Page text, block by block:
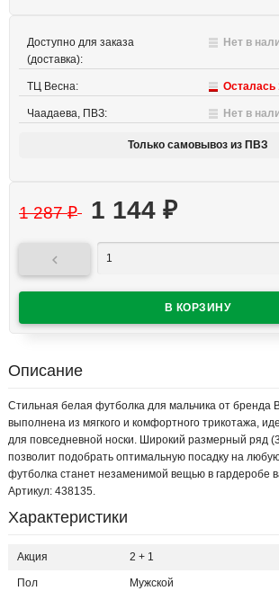
Доступно для заказа
(доставка):
Нет в
ТЦ Весна: Осталась
Чаадаева, ПВЗ: Нет в
Только самовывоз из ПВЗ
1 287₽ 1 144 ₽

Описание
Стильная белая футболка для мальчика от бренда
выполнена из мягкого и комфортного трикотажа,
для повседневной носки. Широкий размерный ряд
позволит подобрать оптимальную посадку на
футболка станет незаменимой вещью в гардеробе
Артикул: 438135.
Характеристики
Акция 2 + 1
Пол Мужской